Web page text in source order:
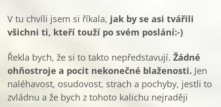
V tu chvíli jsem si říkala, jak by se asi tvářili
všichni ti, kteří touží po svém poslání:-)
Řekla bych, že si to takto nepředstavují. Žádné
ohňostroje a pocit nekonečné blaženosti. Jen
naléhavost, osudovost, strach a pochyby, jestli to
zvládnu a že bych z tohoto kalichu nejraději